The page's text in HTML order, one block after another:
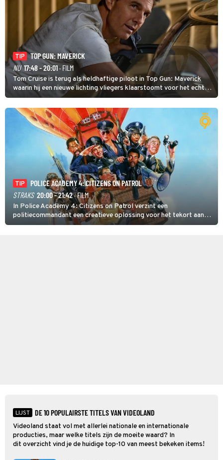
TIP
TOP GUN: MAVERICK
NU 17:48 - 20:01· FILM
Tom Cruise is terug als heldhaftige piloot in Top Gun: Maverick
waarin hij een nieuwe lichting vliegers klaarstoomt voor het echte
werk.
TIP
POLICE ACADEMY 4: CITIZENS ON PATROL
STRAKS 20:00 - 21:42· FILM
In Police Academy 4: Citizens on Patrol verzint een
politiecommandant een creatieve oplossing voor het tekort aan
agenten.
LIJST DE 10 POPULAIRSTE TITELS VAN VIDEOLAND
Videoland staat vol met allerlei nationale en internationale
producties, maar welke titels zijn de moeite waard? In
dit overzicht vind je de huidige top-10 van meest bekeken items!